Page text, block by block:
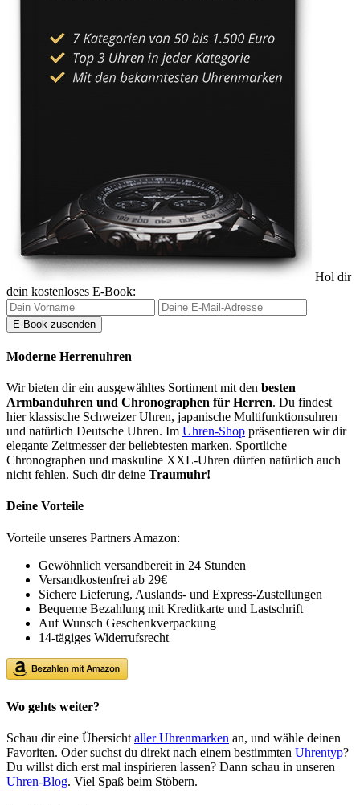
Hol dir
dein kostenloses E-Book:
Moderne Herrenuhren
Wir bieten dir ein ausgewähltes Sortiment mit den besten
Armbanduhren und Chronographen für Herren. Du findest
hier klassische Schweizer Uhren, japanische Multifunktionsuhren
und natürlich Deutsche Uhren. Im Uhren-Shop präsentieren wir dir
elegante Zeitmesser der beliebtesten marken. Sportliche
Chronographen und maskuline XXL-Uhren dürfen natürlich auch
nicht fehlen. Such dir deine Traumuhr!
Deine Vorteile
Vorteile unseres Partners Amazon:
Gewöhnlich versandbereit in 24 Stunden
Versandkostenfrei ab 29€
Sichere Lieferung, Auslands- und Express-Zustellungen
Bequeme Bezahlung mit Kreditkarte und Lastschrift
Auf Wunsch Geschenkverpackung
14-tägiges Widerrufsrecht
Wo gehts weiter?
Schau dir eine Übersicht aller Uhrenmarken an, und wähle deinen
Favoriten. Oder suchst du direkt nach einem bestimmten Uhrentyp?
Du willst dich erst mal inspirieren lassen? Dann schau in unseren
Uhren-Blog. Viel Spaß beim Stöbern.